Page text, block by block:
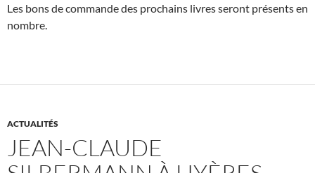
Les bons de commande des prochains livres seront présents en
nombre.
ACTUALITÉS
JEAN-CLAUDE